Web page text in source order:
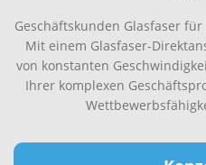
Geschäftskunden Glasfaser
Mit einem Glasfaser-
von konstanten
Ihrer komplexen